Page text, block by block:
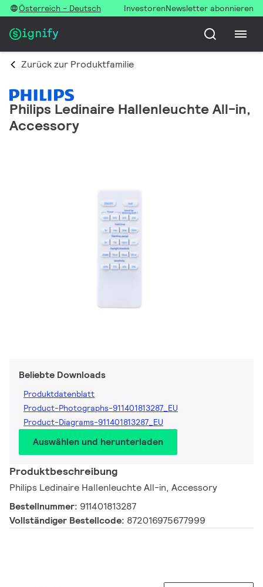
Österreich - Deutsch InvestorenNewsletter abonnieren
Zurück zur Produktfamilie
Philips Ledinaire Hallenleuchte All-in,
Accessory
Beliebte Downloads
Produktdatenblatt
Product-Photographs-911401813287_EU
Product-Diagrams-911401813287_EU
Auswählen und herunterladen
Produktbeschreibung
Philips Ledinaire Hallenleuchte All-in, Accessory
Bestellnummer: 911401813287
Vollständiger Bestellcode: 872016975677999